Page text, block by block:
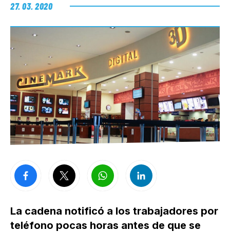
27. 03. 2020
La cadena notificó a los trabajadores por
teléfono pocas horas antes de que se